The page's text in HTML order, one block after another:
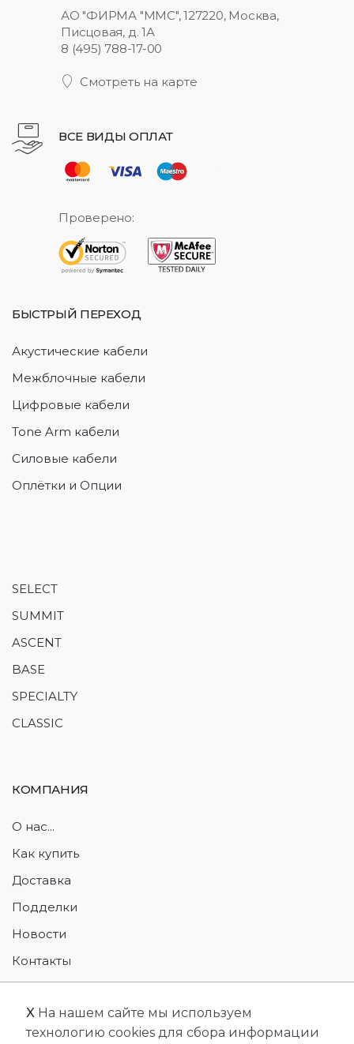
АО "ФИРМА "ММС", 127220, Москва,
Писцовая, д. 1А
8 (495) 788-17-00
Смотреть на карте
ВСЕ ВИДЫ ОПЛАТ
Проверено:
БЫСТРЫЙ ПЕРЕХОД
Акустические кабели
Межблочные кабели
Цифровые кабели
Tone Arm кабели
Силовые кабели
Оплётки и Опции
SELECT
SUMMIT
ASCENT
BASE
SPECIALTY
CLASSIC
КОМПАНИЯ
О нас...
Как купить
Доставка
Подделки
Новости
Контакты
Возврат товара
XНа нашем сайте мы используем
технологию cookies для сбора информации